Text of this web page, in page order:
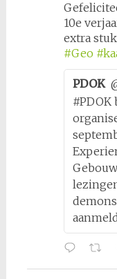
10e
extra
#Geo
PDOK
#PDOK